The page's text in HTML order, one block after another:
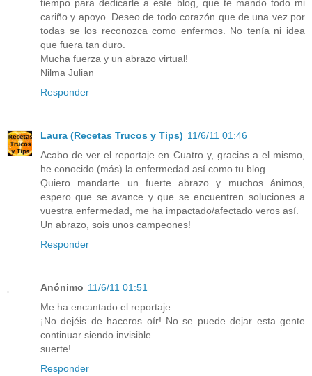
tiempo para dedicarle a este blog, que te mando todo mi
cariño y apoyo. Deseo de todo corazón que de una vez por
todas se los reconozca como enfermos. No tenía ni idea
que fuera tan duro.
Mucha fuerza y un abrazo virtual!
Nilma Julian
Responder
Laura (Recetas Trucos y Tips) 11/6/11 01:46
Acabo de ver el reportaje en Cuatro y, gracias a el mismo,
he conocido (más) la enfermedad así como tu blog.
Quiero mandarte un fuerte abrazo y muchos ánimos,
espero que se avance y que se encuentren soluciones a
vuestra enfermedad, me ha impactado/afectado veros así.
Un abrazo, sois unos campeones!
Responder
Anónimo 11/6/11 01:51
Me ha encantado el reportaje.
¡No dejéis de haceros oír! No se puede dejar esta gente
continuar siendo invisible...
suerte!
Responder